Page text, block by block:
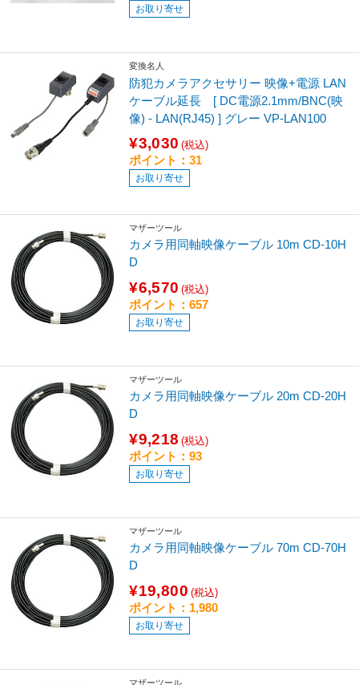
お取り寄せ
変換名人
防犯カメラアクセサリー 映像+電源 LAN
ケーブル延長 [ DC電源2.1mm/BNC(映
像) - LAN(RJ45) ] グレー VP-LAN100
¥3,030 (税込)
ポイント：31
お取り寄せ
マザーツール
カメラ用同軸映像ケーブル 10m CD-10H
D
¥6,570 (税込)
ポイント：657
お取り寄せ
マザーツール
カメラ用同軸映像ケーブル 20m CD-20H
D
¥9,218 (税込)
ポイント：93
お取り寄せ
マザーツール
カメラ用同軸映像ケーブル 70m CD-70H
D
¥19,800 (税込)
ポイント：1,980
お取り寄せ
マザーツール